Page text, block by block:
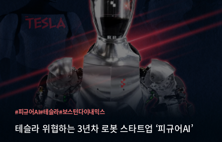
테슬라 위협하는 3년차 로봇 스타트업 ‘피규어AI’
#피규어AI#테슬라#보스턴다이내믹스